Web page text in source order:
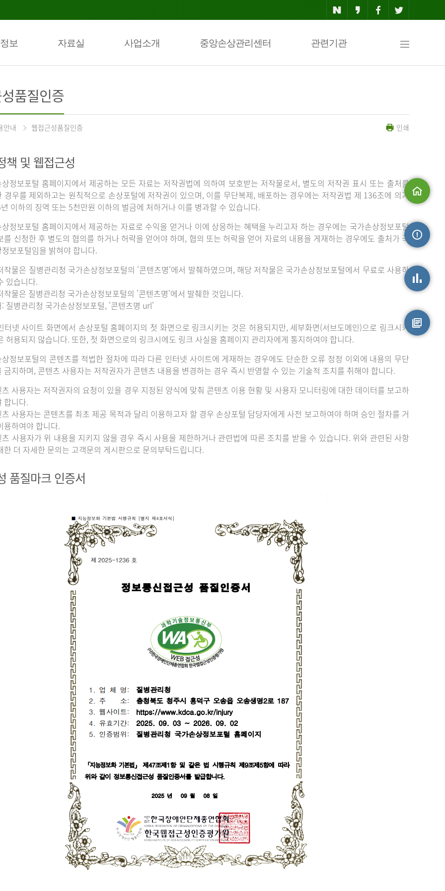
보 자료실 사업소개 중앙손상관리센터 관련기관
맵
품질인증
안내 웹접근성품질인증 인쇄
책 및 웹접근성
상정보포털 홈페이지에서 제공하는 모든 자료는 저작권법에 의하여 보호받는 저작물로서, 별도의 저작권 표시 또는 출처를
경우를 제외하고는 원칙적으로 손상포털에 저작권이 있으며, 이를 무단복제, 배포하는 경우에는 저작권법 제 136조에 의거
이하의 징역 또는 5천만원 이하의 벌금에 처하거나 이를 병과할 수 있습니다.
상정보포털 홈페이지에서 제공하는 자료로 수익을 얻거나 이에 상응하는 혜택을 누리고자 하는 경우에는 국가손상정보포털
를 신청한 후 별도의 협의를 하거나 허락을 얻어야 하며, 협의 또는 허락을 얻어 자료의 내용을 게재하는 경우에도 출처가 국
보포털임을 밝혀야 합니다.
작물은 질병관리청 국가손상정보포털의 '콘텐츠명'에서 발췌하였으며, 해당 저작물은 국가손상정보포털에서 무료로 사용하
있습니다.
작물은 질병관리청 국가손상정보포털의 '콘텐츠명'에서 발췌한 것입니다.
: 질병관리청 국가손상정보포털, '콘텐츠명 url'
터넷 사이트 화면에서 손상포털 홈페이지의 첫 화면으로 링크시키는 것은 허용되지만, 세부화면(서브도메인)으로 링크시키
허용되지 않습니다. 또한, 첫 화면으로의 링크시에도 링크 사실을 홈페이지 관리자에게 통지하여야 합니다.
상정보포털의 콘텐츠를 적법한 절차에 따라 다른 인터넷 사이트에 게재하는 경우에도 단순한 오류 정정 이외에 내용의 무단
금지하며, 콘텐츠 사용자는 저작권자가 콘텐츠 내용을 변경하는 경우 즉시 반영할 수 있는 기술적 조치를 취해야 합니다.
츠 사용자는 저작권자의 요청이 있을 경우 지정된 양식에 맞춰 콘텐츠 이용 현황 및 사용자 모니터링에 대한 데이터를 보고하
합니다.
츠 사용자는 콘텐츠를 최초 제공 목적과 달리 이용하고자 할 경우 손상포털 담당자에게 사전 보고하여야 하며 승인 절차를 거
용하여야 합니다.
츠 사용자가 위 내용을 지키지 않을 경우 즉시 사용을 제한하거나 관련법에 따른 조치를 받을 수 있습니다. 위와 관련된 사항
한 더 자세한 문의는 고객문의 게시판으로 문의부탁드립니다.
품질마크 인증서